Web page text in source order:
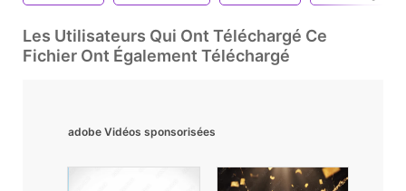
Les Utilisateurs Qui Ont Téléchargé Ce
Fichier Ont Également Téléchargé
adobe Vidéos sponsorisées